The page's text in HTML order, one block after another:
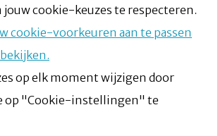
cookie-keuzes te respecteren.
cookie-voorkeuren aan te passen
op elk moment wijzigen door
op "Cookie-instellingen" te